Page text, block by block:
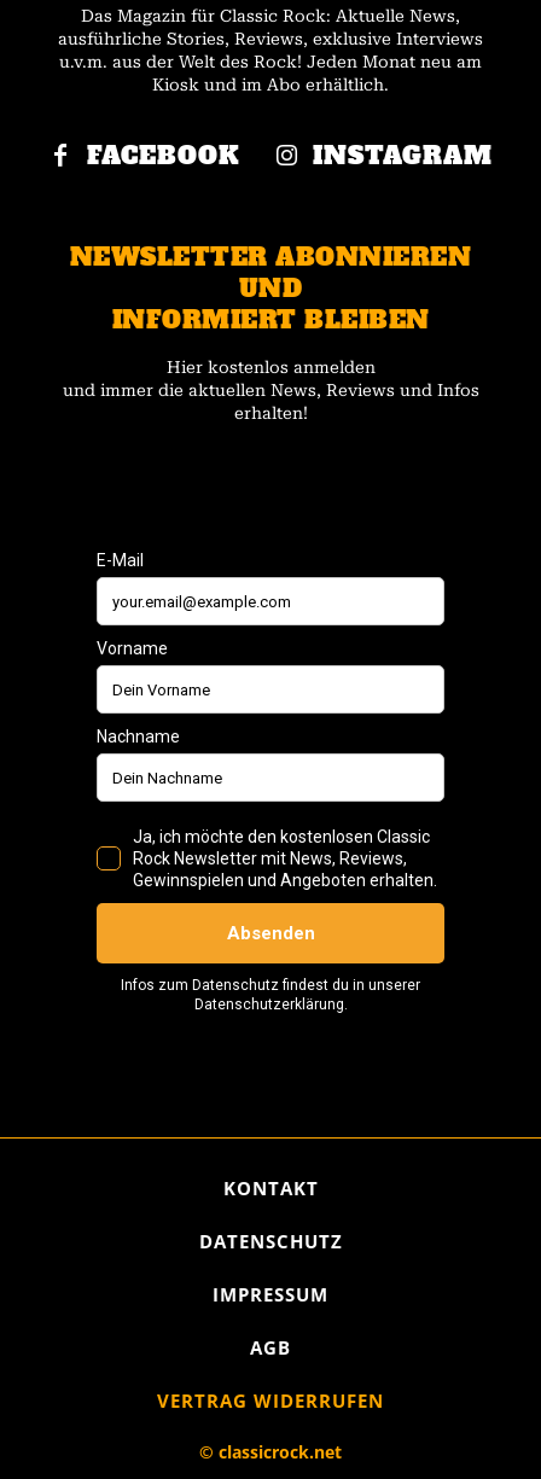
Das Magazin für Classic Rock: Aktuelle News,
ausführliche Stories, Reviews, exklusive Interviews
u.v.m. aus der Welt des Rock! Jeden Monat neu am
Kiosk und im Abo erhältlich.
FACEBOOK INSTAGRAM
NEWSLETTER ABONNIEREN
UND
INFORMIERT BLEIBEN
Hier kostenlos anmelden
und immer die aktuellen News, Reviews und Infos
erhalten!
KONTAKT
DATENSCHUTZ
IMPRESSUM
AGB
VERTRAG WIDERRUFEN
© classicrock.net